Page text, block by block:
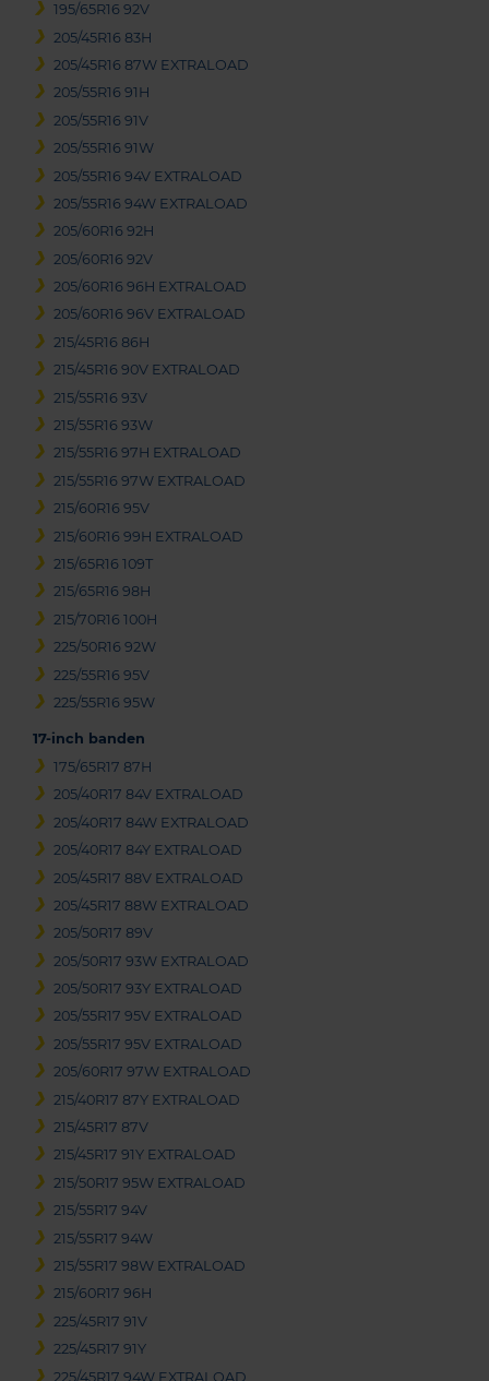
195/65R16 92V
205/45R16 83H
205/45R16 87W EXTRALOAD
205/55R16 91H
205/55R16 91V
205/55R16 91W
205/55R16 94V EXTRALOAD
205/55R16 94W EXTRALOAD
205/60R16 92H
205/60R16 92V
205/60R16 96H EXTRALOAD
205/60R16 96V EXTRALOAD
215/45R16 86H
215/45R16 90V EXTRALOAD
215/55R16 93V
215/55R16 93W
215/55R16 97H EXTRALOAD
215/55R16 97W EXTRALOAD
215/60R16 95V
215/60R16 99H EXTRALOAD
215/65R16 109T
215/65R16 98H
215/70R16 100H
225/50R16 92W
225/55R16 95V
225/55R16 95W
17-inch banden
175/65R17 87H
205/40R17 84V EXTRALOAD
205/40R17 84W EXTRALOAD
205/40R17 84Y EXTRALOAD
205/45R17 88V EXTRALOAD
205/45R17 88W EXTRALOAD
205/50R17 89V
205/50R17 93W EXTRALOAD
205/50R17 93Y EXTRALOAD
205/55R17 95V EXTRALOAD
205/55R17 95V EXTRALOAD
205/60R17 97W EXTRALOAD
215/40R17 87Y EXTRALOAD
215/45R17 87V
215/45R17 91Y EXTRALOAD
215/50R17 95W EXTRALOAD
215/55R17 94V
215/55R17 94W
215/55R17 98W EXTRALOAD
215/60R17 96H
225/45R17 91V
225/45R17 91Y
225/45R17 94W EXTRALOAD